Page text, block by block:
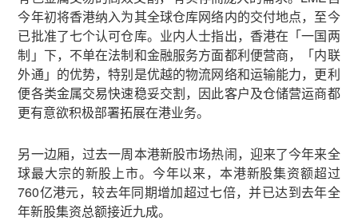
今年初将香港纳入为其全球仓库网络内的交付地点，至今
已批准了七个认可仓库。业内人士指出，香港在「一国两
制」下，不单在法制和金融服务方面都利便营商，「内联
外通」的优势，特别是优越的物流网络和运输能力，更利
便各类金属交易快速稳妥交割，因此客户及仓储营运商都
更有意欲积极部署拓展在港业务。
另一边厢，过去一周本港新股市场热闹，迎来了今年来全
球最大宗的新股上市。今年以来，本港新股集资额超过
760亿港元，较去年同期增加超过七倍，并已达到去年全
年新股集资总额接近九成。